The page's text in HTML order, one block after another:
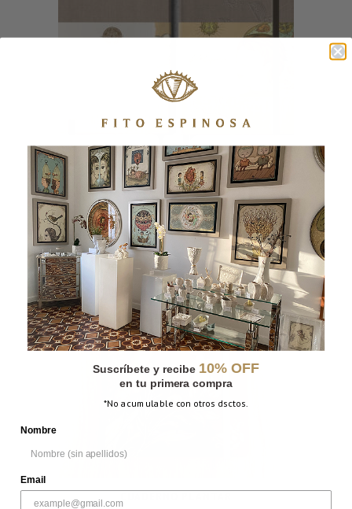
LIBRETA HARDCOVER| LINO «VIVIR DE
VERANO»
Suscríbete y recibe 10% OFF
en tu primera compra
*No acumulable con otros dsctos.
Nombre
Email